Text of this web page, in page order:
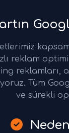
reklam
reklamları,
Tüm
ve sürekli